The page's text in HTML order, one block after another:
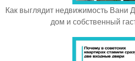
Как выглядит недвижимость Вани
дом и собственный